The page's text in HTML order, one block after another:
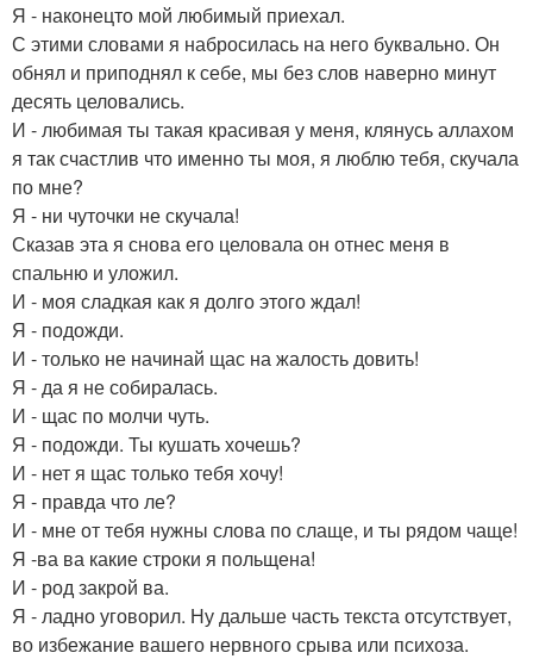
Я - наконецто мой любимый приехал.
С этими словами я набросилась на него буквально. Он
обнял и приподнял к себе, мы без слов наверно минут
десять целовались.
И - любимая ты такая красивая у меня, клянусь аллахом
я так счастлив что именно ты моя, я люблю тебя, скучала
по мне?
Я - ни чуточки не скучала!
Сказав эта я снова его целовала он отнес меня в
спальню и уложил.
И - моя сладкая как я долго этого ждал!
Я - подожди.
И - только не начинай щас на жалость довить!
Я - да я не собиралась.
И - щас по молчи чуть.
Я - подожди. Ты кушать хочешь?
И - нет я щас только тебя хочу!
Я - правда что ле?
И - мне от тебя нужны слова по слаще, и ты рядом чаще!
Я -ва ва какие строки я польщена!
И - род закрой ва.
Я - ладно уговорил. Ну дальше часть текста отсутствует,
во избежание вашего нервного срыва или психоза.